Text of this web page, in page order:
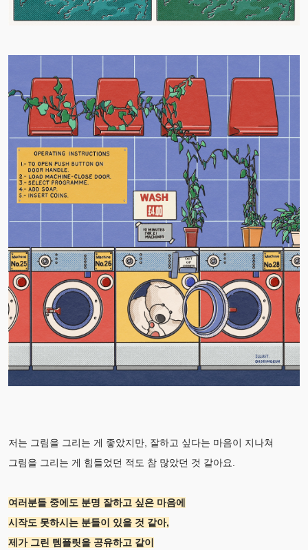
저는 그림을 그리는 게 좋았지만, 잘하고 싶다는 마음이 지나쳐
그림을 그리는 게 힘들었던 적도 참 많았던 것 같아요.
여러분들 중에도 분명 잘하고 싶은 마음에
시작도 못하시는 분들이 있을 것 같아,
제가 그린 템플릿을 공유하고 같이